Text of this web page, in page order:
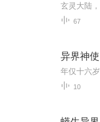
67
异界神使
10